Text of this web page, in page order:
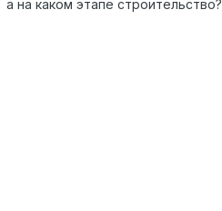
а на каком этапе